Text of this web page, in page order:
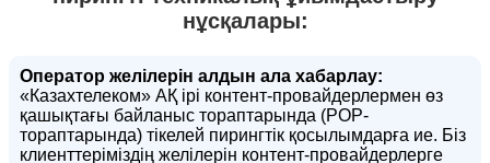
нұсқалары:
Оператор желілерін алдын ала хабарлау:
«Казахтелеком» АҚ ірі контент-провайдерлермен өз
қашықтағы байланыс тораптарында (POP-
тораптарында) тікелей пирингтік қосылымдарға ие. Біз
клиенттеріміздің желілерін контент-провайдерлерге